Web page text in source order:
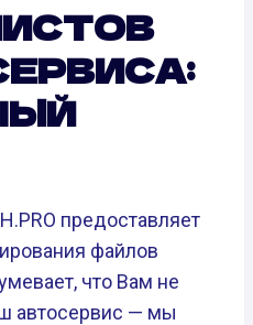
предоставляет
файлов
что Вам не
автосервис — мы